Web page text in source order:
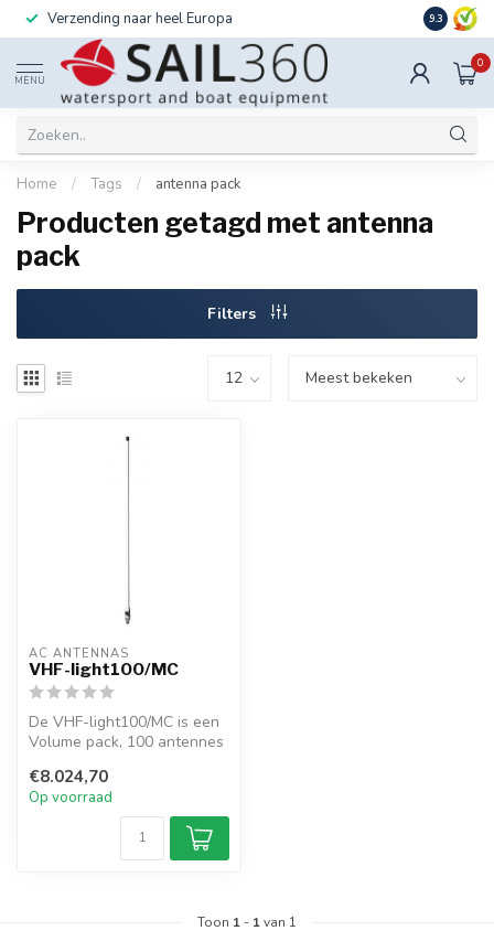
Verzending naar heel Europa Ook
9.3
MENU
0
Home / Tags / antenna pack
Producten getagd met antenna
pack
Filters
AC ANTENNAS
VHF-light100/MC
De VHF-light100/MC is een
Volume pack, 100 antennes
RG5...
€8.024,70
Op voorraad
Toon 1 - 1van 1